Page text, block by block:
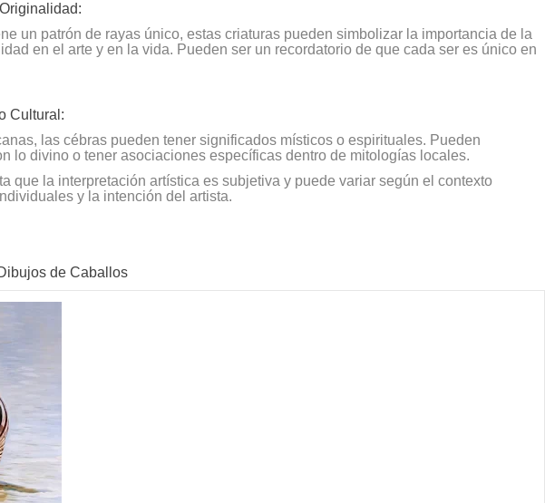
un patrón de rayas único, estas criaturas pueden simbolizar la importancia de la
en el arte y en la vida. Pueden ser un recordatorio de que cada ser es único en
Cultural:
las cébras pueden tener significados místicos o espirituales. Pueden
lo divino o tener asociaciones específicas dentro de mitologías locales.
que la interpretación artística es subjetiva y puede variar según el contexto
y la intención del artista.
de Caballos